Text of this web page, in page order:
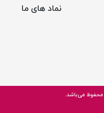
نماد های ما
محفوظ می‌باشد.